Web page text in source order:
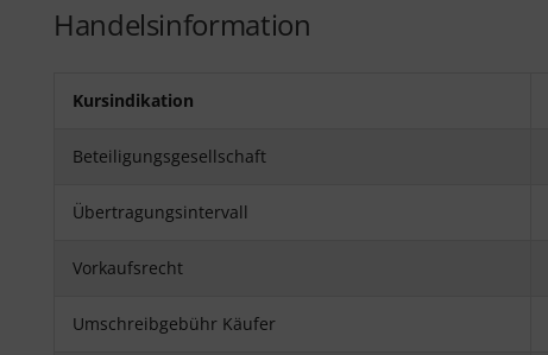
Handelsinformation
Kursindikation
Beteiligungsgesellschaft
Übertragungsintervall
Vorkaufsrecht
Umschreibgebühr Käufer